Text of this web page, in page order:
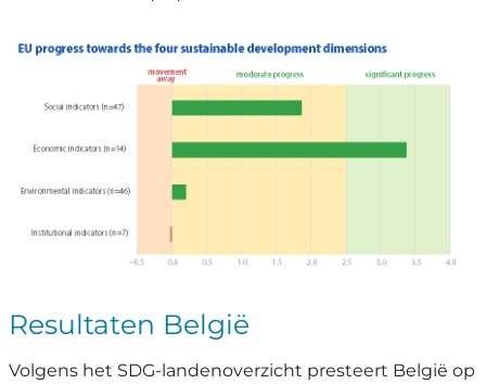
Resultaten België
Volgens het SDG-landenoverzicht presteert België op